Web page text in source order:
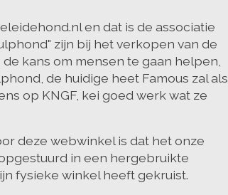
en dat is de associatie
zijn bij het verkopen van de
kans om mensen te gaan helpen,
de huidige heet Famous zal als
op KNGF, kei goed werk wat ze
deze webwinkel is dat het onze
in een hergebruikte
fysieke winkel heeft gekruist.